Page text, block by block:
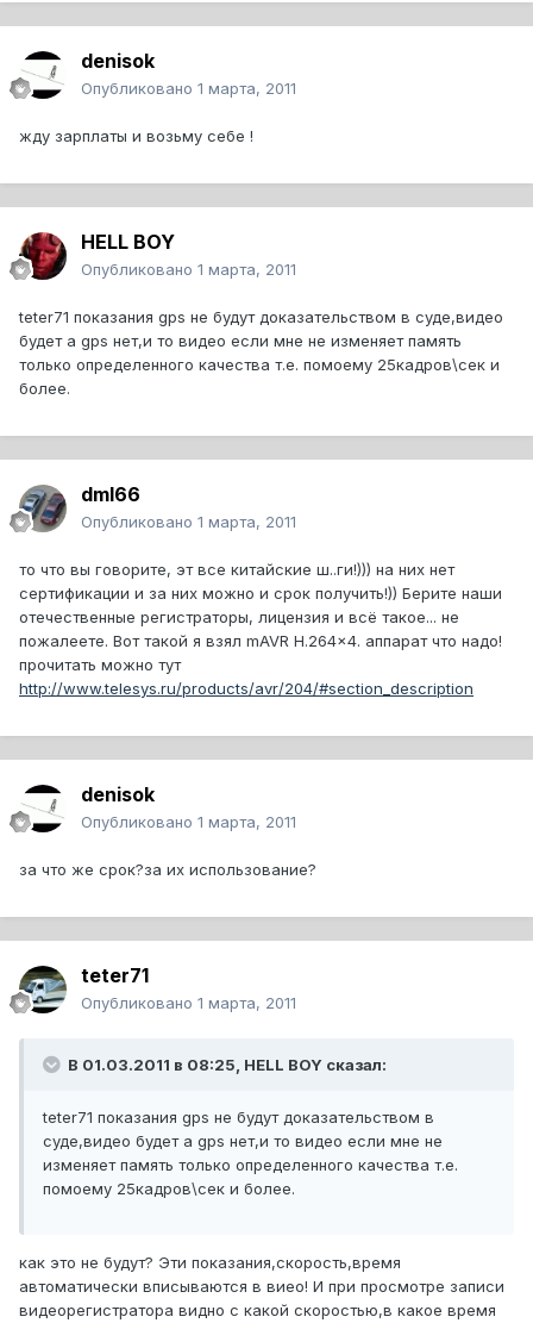
denisok
Опубликовано 1 марта, 2011
жду зарплаты и возьму себе !
HELL BOY
Опубликовано 1 марта, 2011
teter71 показания gps не будут доказательством в суде,видео
будет а gps нет,и то видео если мне не изменяет память
только определенного качества т.е. помоему 25кадров\сек и
более.
dml66
Опубликовано 1 марта, 2011
то что вы говорите, эт все китайские ш..ги!))) на них нет
сертификации и за них можно и срок получить!)) Берите наши
отечественные регистраторы, лицензия и всё такое... не
пожалеете. Вот такой я взял mAVR H.264x4. аппарат что надо!
прочитать можно тут
http://www.telesys.ru/products/avr/204/#section_description
denisok
Опубликовано 1 марта, 2011
за что же срок?за их использование?
teter71
Опубликовано 1 марта, 2011
В 01.03.2011 в 08:25, HELL BOY сказал:
teter71 показания gps не будут доказательством в
суде,видео будет а gps нет,и то видео если мне не
изменяет память только определенного качества т.е.
помоему 25кадров\сек и более.
как это не будут? Эти показания,скорость,время
автоматически вписываются в виео! И при просмотре записи
видеорегистратора видно с какой скоростью,в какое время